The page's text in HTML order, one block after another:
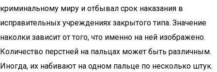
криминальному миру и отбывал срок наказания в
исправительных учреждениях закрытого типа. Значение
наколки зависит от того, что именно на ней изображено.
Количество перстней на пальцах может быть различным.
Иногда, их набивают на одном пальце по несколько штук.